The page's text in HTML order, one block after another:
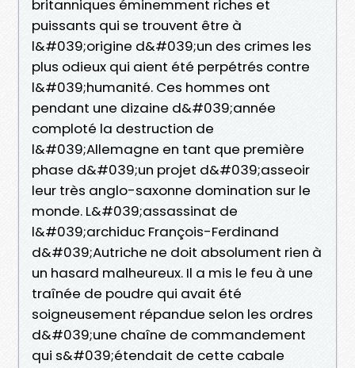
britanniques éminemment riches et
puissants qui se trouvent être à
l&#039;origine d&#039;un des crimes les
plus odieux qui aient été perpétrés contre
l&#039;humanité. Ces hommes ont
pendant une dizaine d&#039;année
comploté la destruction de
l&#039;Allemagne en tant que première
phase d&#039;un projet d&#039;asseoir
leur très anglo-saxonne domination sur le
monde. L&#039;assassinat de
l&#039;archiduc François-Ferdinand
d&#039;Autriche ne doit absolument rien à
un hasard malheureux. Il a mis le feu à une
traînée de poudre qui avait été
soigneusement répandue selon les ordres
d&#039;une chaîne de commandement
qui s&#039;étendait de cette cabale